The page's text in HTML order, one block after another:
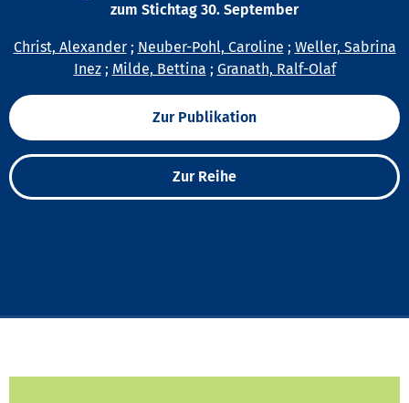
zum Stichtag 30. September
Christ, Alexander; Neuber-Pohl, Caroline ; Weller, Sabrina
Inez; Milde, Bettina ; Granath, Ralf-Olaf
Zur Publikation
Zur Reihe